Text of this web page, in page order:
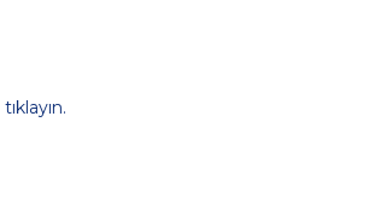
tıklayın.